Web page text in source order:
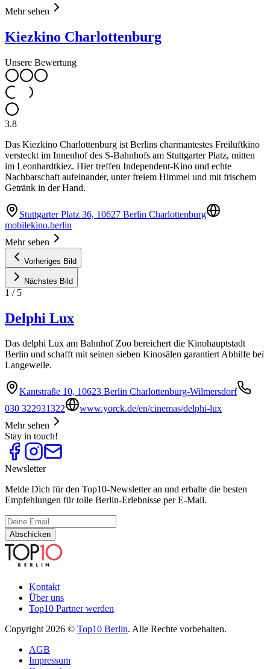
Mehr sehen
Kiezkino Charlottenburg
Unsere Bewertung
3.8
Das Kiezkino Charlottenburg ist Berlins charmantestes Freiluftkino
versteckt im Innenhof des S-Bahnhofs am Stuttgarter Platz, mitten
im Leonhardtkiez. Hier treffen Independent-Kino und echte
Nachbarschaft aufeinander, unter freiem Himmel und mit frischem
Getränk in der Hand.
Stuttgarter Platz 36, 10627 Berlin Charlottenburg
mobilekino.berlin
Mehr sehen
Vorheriges Bild
Nächstes Bild
1 / 5
Delphi Lux
Das delphi Lux am Bahnhof Zoo bereichert die Kinohauptstadt
Berlin und schafft mit seinen sieben Kinosälen garantiert Abhilfe bei
Langeweile.
Kantstraße 10, 10623 Berlin Charlottenburg-Wilmersdorf
030 322931322
www.yorck.de/en/cinemas/delphi-lux
Mehr sehen
Stay in touch!
Newsletter
Melde Dich für den Top10-Newsletter an und erhalte die besten
Empfehlungen für tolle Berlin-Erlebnisse per E-Mail.
Abschicken
Kontakt
Über uns
Top10 Partner werden
Copyright 2026 © Top10 Berlin. Alle Rechte vorbehalten.
AGB
Impressum